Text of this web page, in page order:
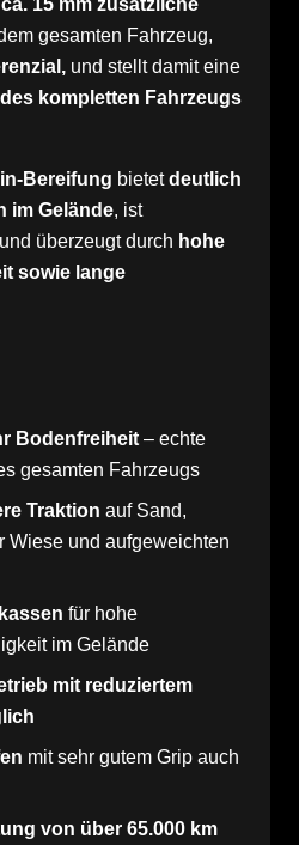
gesamten Fahrzeug,
und stellt damit eine
kompletten Fahrzeugs
Bereifung bietetdeutlich
im Gelände, ist
und überzeugt durch hohe
sowie lange
Bodenfreiheit – echte
gesamten Fahrzeugs
Traktion auf Sand,
Wiese und aufgeweichten
für hohe
im Gelände
mit reduziertem
mit sehr gutem Grip auch
von über 65.000 km